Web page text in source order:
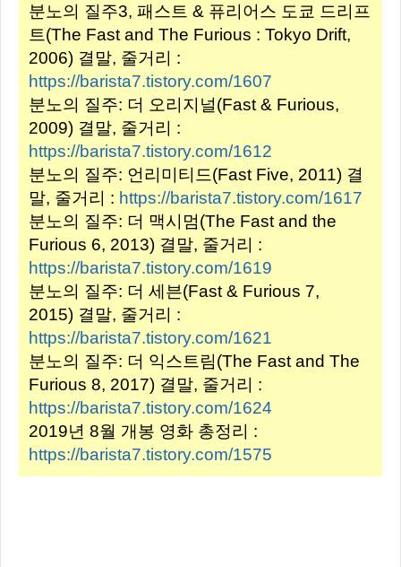
분노의 질주3, 패스트 & 퓨리어스 도쿄 드리프
트(The Fast and The Furious : Tokyo Drift,
2006) 결말, 줄거리 :
https://barista7.tistory.com/1607
분노의 질주: 더 오리지널(Fast & Furious,
2009) 결말, 줄거리 :
https://barista7.tistory.com/1612
분노의 질주: 언리미티드(Fast Five, 2011) 결
말, 줄거리 : https://barista7.tistory.com/1617
분노의 질주: 더 맥시멈(The Fast and the
Furious 6, 2013) 결말, 줄거리 :
https://barista7.tistory.com/1619
분노의 질주: 더 세븐(Fast & Furious 7,
2015) 결말, 줄거리 :
https://barista7.tistory.com/1621
분노의 질주: 더 익스트림(The Fast and The
Furious 8, 2017) 결말, 줄거리 :
https://barista7.tistory.com/1624
2019년 8월 개봉 영화 총정리 :
https://barista7.tistory.com/1575